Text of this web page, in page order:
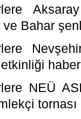
ve Bahar
NEÜ